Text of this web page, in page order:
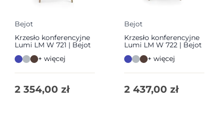
Bejot
Krzesło konferencyjne
Lumi LM W 721 | Bejot
+ więcej
2 354,00 zł
Bejot
Krzesło konferencyjne
Lumi LM W 722 | Bejot
+ więcej
2 437,00 zł